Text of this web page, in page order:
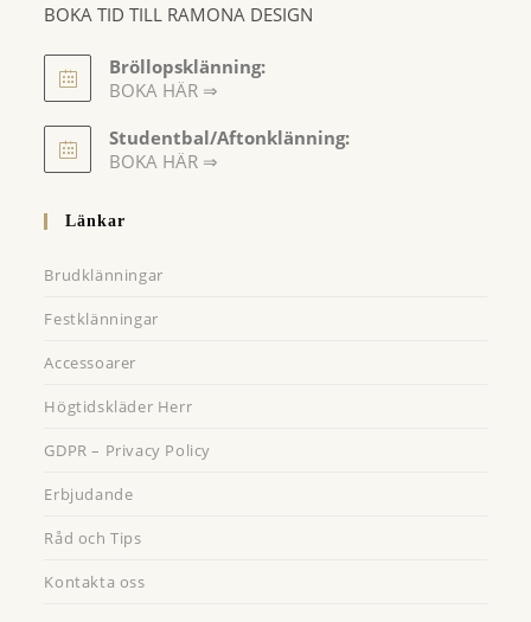
BOKA TID TILL RAMONA DESIGN
Bröllopsklänning:
BOKA HÄR ⇒
in
a
tab
Studentbal/Aftonklänning:
BOKA HÄR ⇒
Länkar
Brudklänningar
Festklänningar
Accessoarer
Högtidskläder Herr
GDPR – Privacy Policy
Erbjudande
Råd och Tips
Kontakta oss